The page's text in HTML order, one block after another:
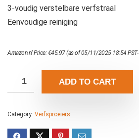
3-voudig verstelbare verfstraal
Eenvoudige reiniging
Amazon.nl Price:€45.97(as of 05/11/2025 18:54 PST-
ADD TO CART
Category: Verfsproeiers